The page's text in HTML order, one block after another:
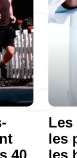
40
les
les